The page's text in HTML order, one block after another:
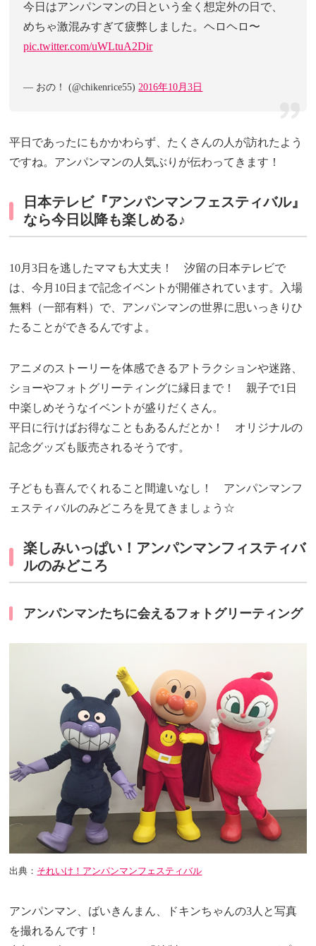
今日はアンパンマンの日という全く想定外の日で、
めちゃ激混みすぎて疲弊しました。ヘロヘロ〜
pic.twitter.com/uWLtuA2Dir
— おの！ (@chikenrice55)2016年10月3日
平日であったにもかかわらず、たくさんの人が訪れたよう
ですね。アンパンマンの人気ぶりが伝わってきます！
日本テレビ『アンパンマンフェスティバル』
なら今日以降も楽しめる♪
10月3日を逃したママも大丈夫！ 汐留の日本テレビで
は、今月10日まで記念イベントが開催されています。入場
無料（一部有料）で、アンパンマンの世界に思いっきりひ
たることができるんですよ。
アニメのストーリーを体感できるアトラクションや迷路、
ショーやフォトグリーティングに縁日まで！ 親子で1日
中楽しめそうなイベントが盛りだくさん。
平日に行けばお得なこともあるんだとか！ オリジナルの
記念グッズも販売されるそうです。
子どもも喜んでくれること間違いなし！ アンパンマンフ
ェスティバルのみどころを見てきましょう☆
楽しみいっぱい！アンパンマンフィスティバ
ルのみどころ
アンパンマンたちに会えるフォトグリーティング
出典： それいけ！アンパンマンフェスティバル
アンパンマン、ばいきんまん、ドキンちゃんの3人と写真
を撮れるんです！